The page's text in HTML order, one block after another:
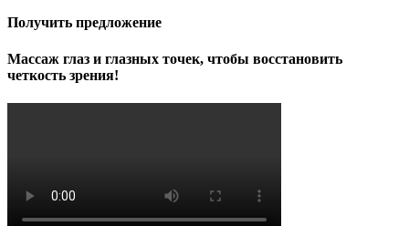
Получить предложение
Массаж глаз и глазных точек, чтобы восстановить
четкость зрения!